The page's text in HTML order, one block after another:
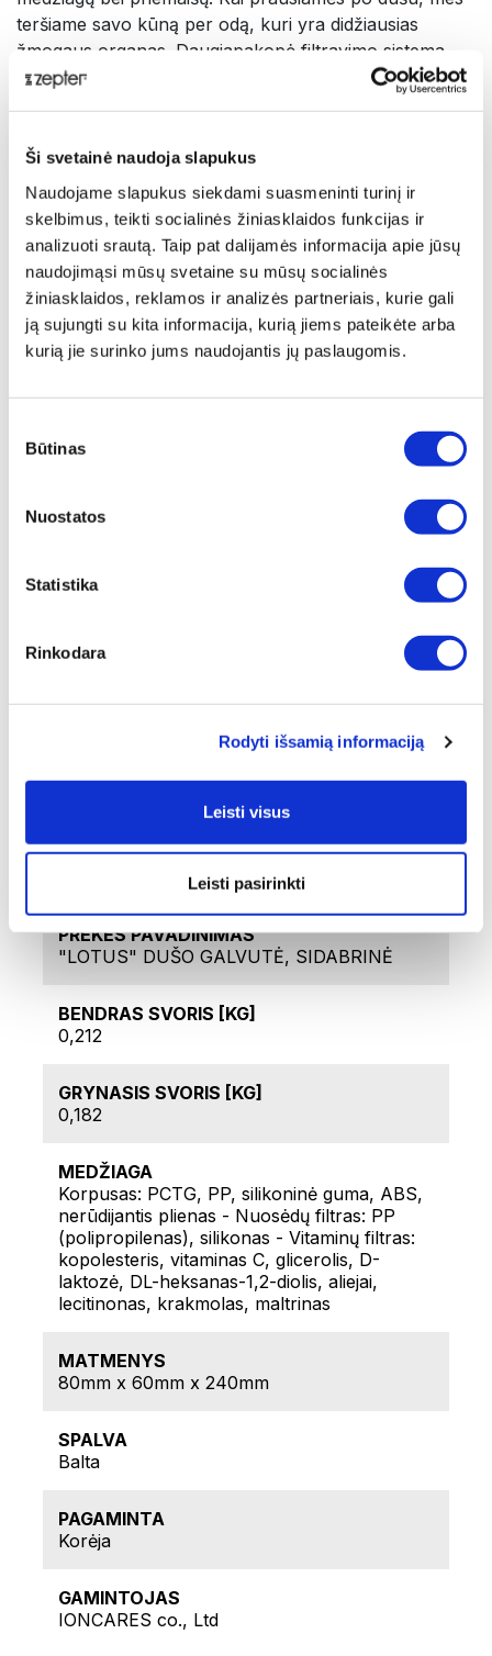
Ši svetainė naudoja slapukus
Naudojame slapukus siekdami suasmeninti turinį ir
skelbimus, teikti socialinės žiniasklaidos funkcijas ir
analizuoti srautą. Taip pat dalijamės informacija apie jūsų
naudojimąsi mūsų svetaine su mūsų socialinės
žiniasklaidos, reklamos ir analizės partneriais, kurie gali
ją sujungti su kita informacija, kurią jiems pateikėte arba
kurią jie surinko jums naudojantis jų paslaugomis.
pasirinkimas
Būtinas
Nuostatos
Statistika
Rinkodara
Rodyti išsamią informaciją
Leisti visus
Leisti pasirinkti
teršiame savo kūną per odą, kuri yra didžiausias
žmogaus organas. Daugiapakopė filtravimo sistema
LOTUS neutralizuoja neigiamą kieto vandens poveikį.
vitaminu C maitina odą ir suteikia jai ypatingą švytėjimą.
Pristatymas
Filtruotas vanduo suteikia švytėjimo ne tik plaukams ir
odai, bet taip pat daro didelę įtaką jūsų sveikatai. Švino
ir chloro poveikis gali sukelti negrįžtamus padarinius
sveikatai. Dušas su filtruotu vandeniu pašalina
nešvarumus, kurie neigiamai veikia mūsų imuninę
sistemą.
planetą.
Nuosėdų filtrai su 99,9% antibakteriniu poveikiu
pašalina sunkiuosius metalus, fluorą, chlorą ir
kitas chemines medžiagas bei priemaišas.
šaltinis sveikai spindinčiai odai ir plaukams.
Dušas su filtruotu vandeniu padeda užkirsti kelią
Filtrai leidžia taupyti vandenį ir tuo pačiu beveik
didesnį vandens slėgį.
Padarykite teisingą pasirinkimą savo šeimai!
Techniniai duomenys
PREKĖS KODAS
PREKĖS PAVADINIMAS
"LOTUS" DUŠO GALVUTĖ, SIDABRINĖ
BENDRAS SVORIS [KG]
0,212
GRYNASIS SVORIS [KG]
0,182
MEDŽIAGA
Korpusas: PCTG, PP, silikoninė guma, ABS,
nerūdijantis plienas - Nuosėdų filtras: PP
(polipropilenas), silikonas - Vitaminų filtras:
kopolesteris, vitaminas C, glicerolis, D-
laktozė, DL-heksanas-1,2-diolis, aliejai,
lecitinonas, krakmolas, maltrinas
MATMENYS
80mm x 60mm x 240mm
SPALVA
Balta
PAGAMINTA
Korėja
GAMINTOJAS
IONCARES co., Ltd